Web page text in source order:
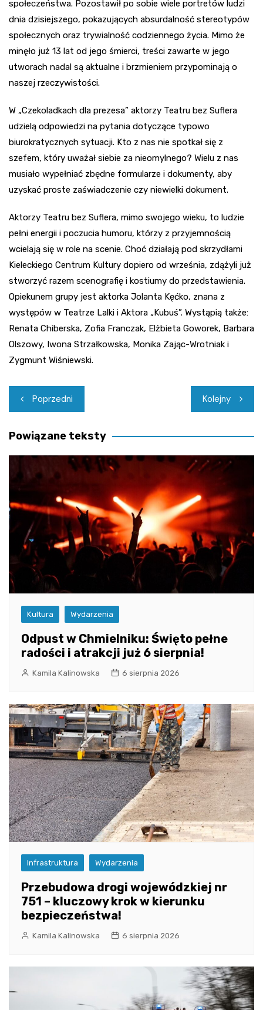
społeczeństwa. Pozostawił po sobie wiele portretów ludzi
dnia dzisiejszego, pokazujących absurdalność stereotypów
społecznych oraz trywialność codziennego życia. Mimo że
minęło już 13 lat od jego śmierci, treści zawarte w jego
utworach nadal są aktualne i brzmieniem przypominają o
naszej rzeczywistości.
W „Czekoladkach dla prezesa” aktorzy Teatru bez Suflera
udzielą odpowiedzi na pytania dotyczące typowo
biurokratycznych sytuacji. Kto z nas nie spotkał się z
szefem, który uważał siebie za nieomylnego? Wielu z nas
musiało wypełniać zbędne formularze i dokumenty, aby
uzyskać proste zaświadczenie czy niewielki dokument.
Aktorzy Teatru bez Suflera, mimo swojego wieku, to ludzie
pełni energii i poczucia humoru, którzy z przyjemnością
wcielają się w role na scenie. Choć działają pod skrzydłami
Kieleckiego Centrum Kultury dopiero od września, zdążyli już
stworzyć razem scenografię i kostiumy do przedstawienia.
Opiekunem grupy jest aktorka Jolanta Kęćko, znana z
występów w Teatrze Lalki i Aktora „Kubuś”. Wystąpią także:
Renata Chiberska, Zofia Franczak, Elżbieta Goworek, Barbara
Olszowy, Iwona Strzałkowska, Monika Zając-Wrotniak i
Zygmunt Wiśniewski.
Nawigacja
wpisu
Poprzedni Kolejny
Powiązane teksty
Kultura Wydarzenia
Odpust w Chmielniku: Święto pełne
radości i atrakcji już 6 sierpnia!
Kamila Kalinowska 6 sierpnia 2026
Infrastruktura Wydarzenia
Przebudowa drogi wojewódzkiej nr
751 – kluczowy krok w kierunku
bezpieczeństwa!
Kamila Kalinowska 6 sierpnia 2026